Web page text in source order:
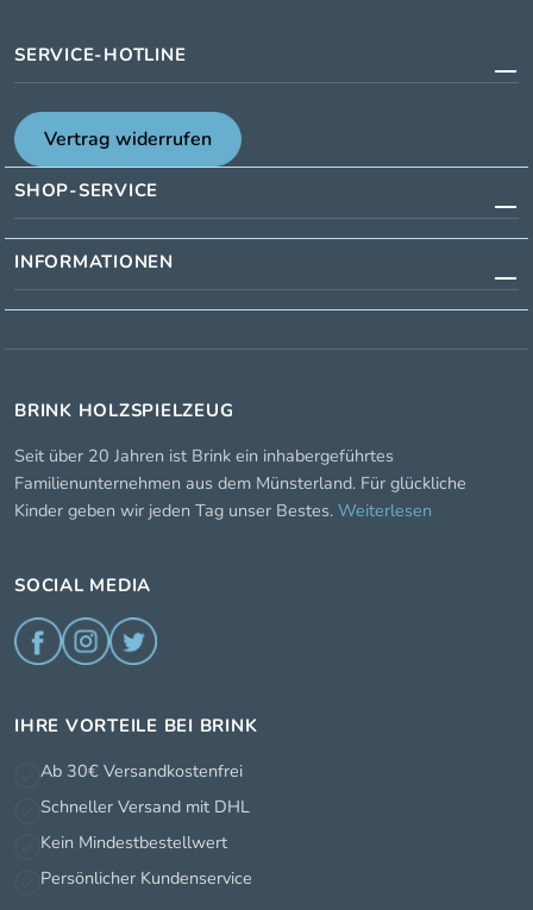
SERVICE-HOTLINE
Vertrag widerrufen
SHOP-SERVICE
INFORMATIONEN
BRINK HOLZSPIELZEUG
Seit über 20 Jahren ist Brink ein inhabergeführtes
Familienunternehmen aus dem Münsterland. Für glückliche
Kinder geben wir jeden Tag unser Bestes. Weiterlesen
SOCIAL MEDIA
IHRE VORTEILE BEI BRINK
Ab 30€ Versandkostenfrei
Schneller Versand mit DHL
Kein Mindestbestellwert
Persönlicher Kundenservice